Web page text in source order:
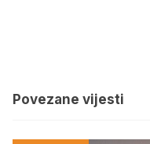
Povezane vijesti